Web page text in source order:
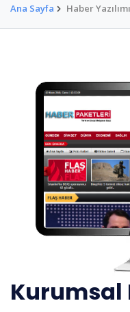
Ana Sayfa Haber Yazılımı
Kurumsal